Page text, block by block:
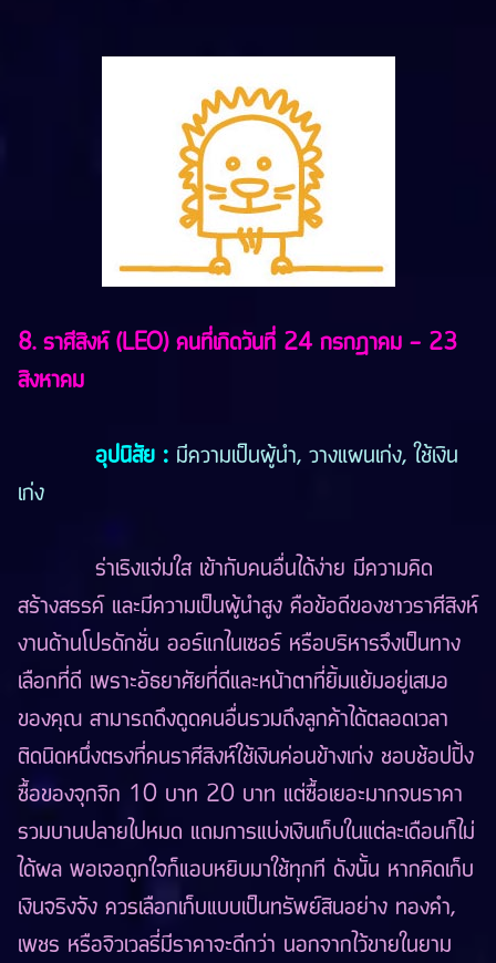
8. ราศีสิงห์ (LEO) คนที่เกิดวันที่ 24 กรกฎาคม - 23
สิงหาคม
อุปนิสัย : มีความเป็นผู้นำ, วางแผนเก่ง, ใช้เงิน
เก่ง
ร่าเริงแจ่มใส เข้ากับคนอื่นได้ง่าย มีความคิด
สร้างสรรค์ และมีความเป็นผู้นำสูง คือข้อดีของชาวราศีสิงห์
งานด้านโปรดักชั่น ออร์แกไนเซอร์ หรือบริหารจึงเป็นทาง
เลือกที่ดี เพราะอัธยาศัยที่ดีและหน้าตาที่ยิ้มแย้มอยู่เสมอ
ของคุณ สามารถดึงดูดคนอื่นรวมถึงลูกค้าได้ตลอดเวลา
ติดนิดหนึ่งตรงที่คนราศีสิงห์ใช้เงินค่อนข้างเก่ง ชอบช้อปปิ้ง
ซื้อของจุกจิก 10 บาท 20 บาท แต่ซื้อเยอะมากจนราคา
รวมบานปลายไปหมด แถมการแบ่งเงินเก็บในแต่ละเดือนก็ไม่
ได้ผล พอเจอถูกใจก็แอบหยิบมาใช้ทุกที ดังนั้น หากคิดเก็บ
เงินจริงจัง ควรเลือกเก็บแบบเป็นทรัพย์สินอย่าง ทองคำ,
เพชร หรือจิวเวลรี่มีราคาจะดีกว่า นอกจากไว้ขายในยาม